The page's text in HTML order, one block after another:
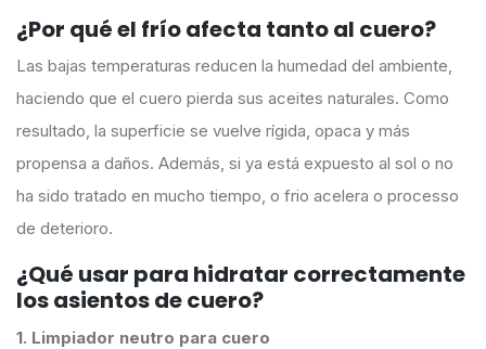
¿Por qué el frío afecta tanto al cuero?
Las bajas temperaturas reducen la humedad del ambiente,
haciendo que el cuero pierda sus aceites naturales. Como
resultado, la superficie se vuelve rígida, opaca y más
propensa a daños. Además, si ya está expuesto al sol o no
ha sido tratado en mucho tiempo, o frio acelera o processo
de deterioro.
¿Qué usar para hidratar correctamente
los asientos de cuero?
1. Limpiador neutro para cuero